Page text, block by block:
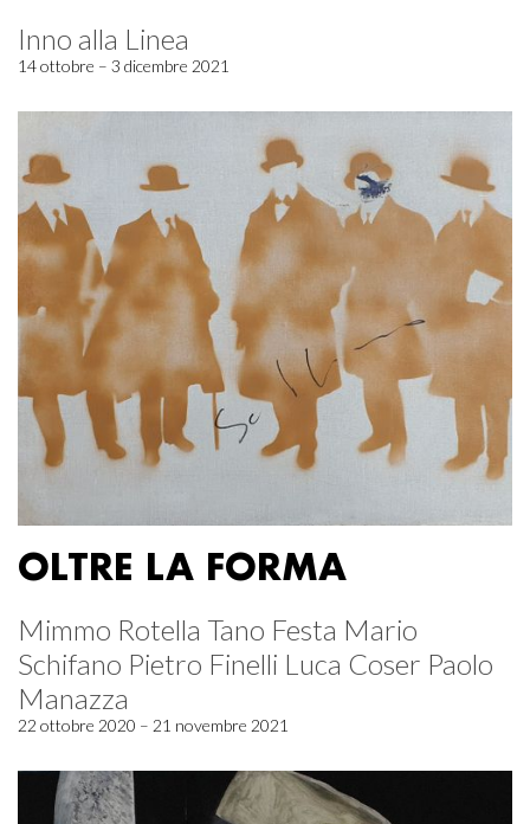
Inno alla Linea
14 ottobre – 3 dicembre 2021
OLTRE LA FORMA
Mimmo Rotella Tano Festa Mario
Schifano Pietro Finelli Luca Coser Paolo
Manazza
22 ottobre 2020 – 21 novembre 2021